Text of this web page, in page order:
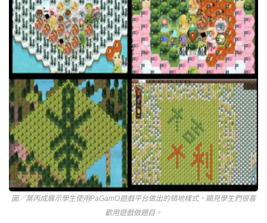
圖／葉丙成展示學生使用PaGamO遊戲平台做出的領地樣式，顯見學生們很喜
歡用遊戲做題目。